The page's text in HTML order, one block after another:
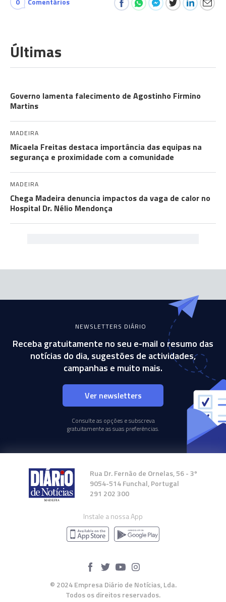
Últimas
Governo lamenta falecimento de Agostinho Firmino
Martins
MADEIRA
Micaela Freitas destaca importância das equipas na
segurança e proximidade com a comunidade
MADEIRA
Chega Madeira denuncia impactos da vaga de calor no
Hospital Dr. Nélio Mendonça
NEWSLETTERS DIÁRIO
Receba gratuitamente no seu e-mail o resumo das
notícias do dia, sugestões de actividades,
campanhas e muito mais.
Ver newsletters
Consulte as opções e subscreva
gratuitamente as suas preferências.
Rua Dr. Fernão de Ornelas, 56 - 3º
9054-514 Funchal, Portugal
291 202 300
Instale a nossa App
© 2024 Empresa Diário de Notícias, Lda.
Todos os direitos reservados.